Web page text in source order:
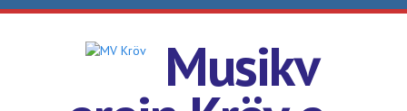
Direkt zum Inhalt
Musikv